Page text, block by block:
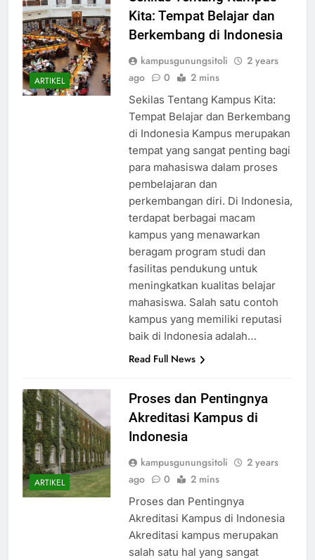
ARTIKEL
Kita: Tempat Belajar dan
Berkembang di Indonesia
kampusgunungsitoli
2 years
ago
0 2 mins
Sekilas Tentang Kampus Kita:
Tempat Belajar dan Berkembang
di Indonesia Kampus merupakan
tempat yang sangat penting bagi
para mahasiswa dalam proses
pembelajaran dan
perkembangan diri. Di Indonesia,
terdapat berbagai macam
kampus yang menawarkan
beragam program studi dan
fasilitas pendukung untuk
meningkatkan kualitas belajar
mahasiswa. Salah satu contoh
kampus yang memiliki reputasi
baik di Indonesia adalah…
Read Full News
ARTIKEL
Proses dan Pentingnya
Akreditasi Kampus di
Indonesia
kampusgunungsitoli
2 years
ago
0 2 mins
Proses dan Pentingnya
Akreditasi Kampus di Indonesia
Akreditasi kampus merupakan
salah satu hal yang sangat